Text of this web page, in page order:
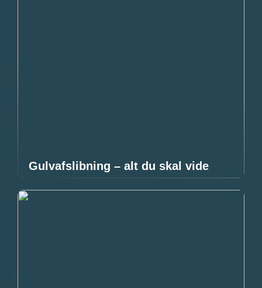
Gulvafslibning – alt du skal vide